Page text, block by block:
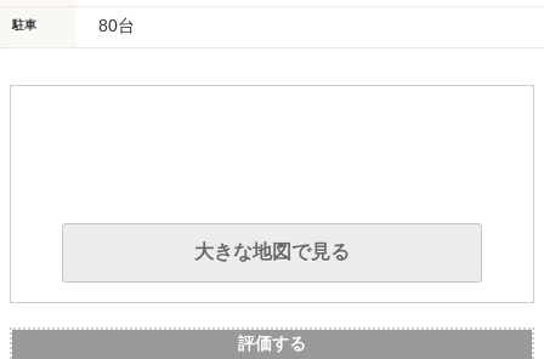
駐車 80台
大きな地図で見る
評価する